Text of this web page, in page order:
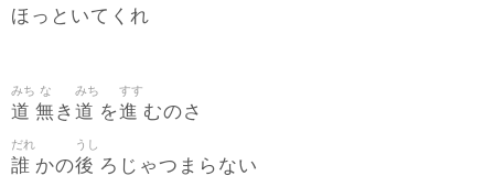
ほっといてくれ
道
みち
無
な
き 道
みち
を進
すす
むのさ
誰
だれ
かの後
うし
ろじゃつまらない